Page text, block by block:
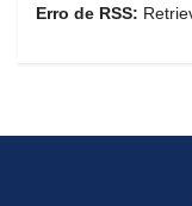
Erro de RSS: